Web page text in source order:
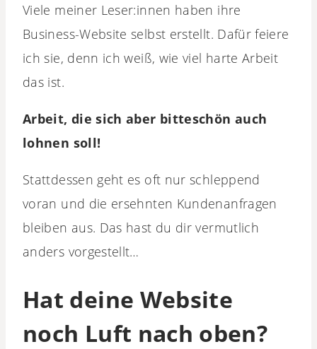
Viele meiner Leser:innen haben ihre
Business-Website selbst erstellt. Dafür feiere
ich sie, denn ich weiß, wie viel harte Arbeit
das ist.
Arbeit, die sich aber bitteschön auch
lohnen soll!
Stattdessen geht es oft nur schleppend
voran und die ersehnten Kundenanfragen
bleiben aus. Das hast du dir vermutlich
anders vorgestellt…
Hat deine Website
noch Luft nach oben?